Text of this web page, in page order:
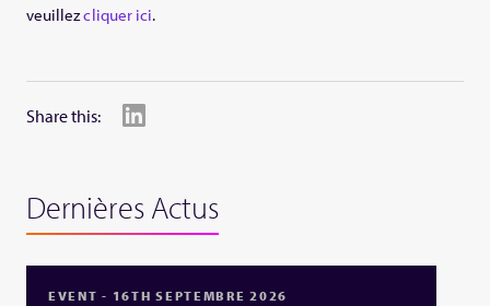
veuillezcliquer ici.
Share this:
Dernières Actus
EVENT - 16TH SEPTEMBRE 2026